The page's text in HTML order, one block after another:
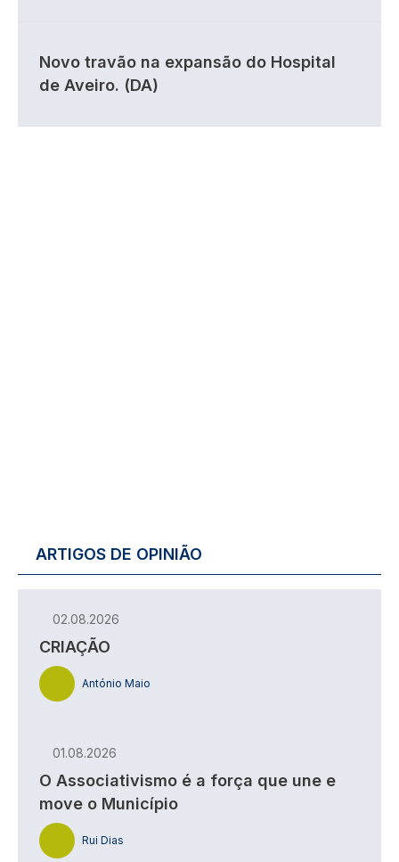
Novo travão na expansão do Hospital
de Aveiro. (DA)
ARTIGOS DE OPINIÃO
02.08.2026
CRIAÇÃO
António Maio
01.08.2026
O Associativismo é a força que une e
move o Município
Rui Dias